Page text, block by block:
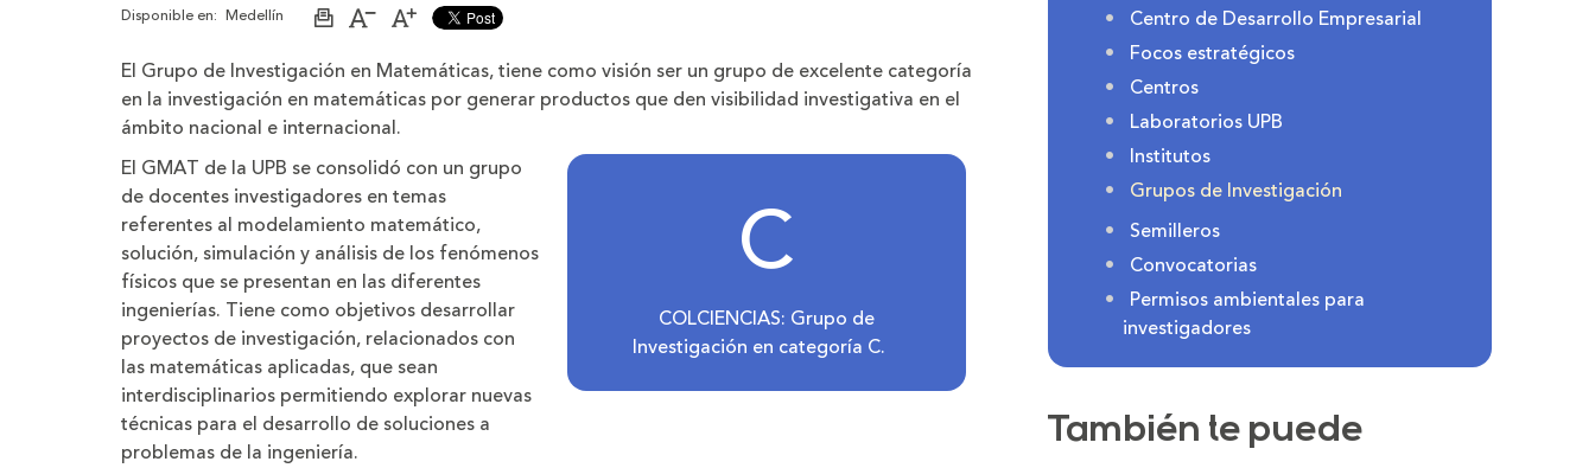
Centro de Desarrollo Empresarial
Focos estratégicos
Centros
Laboratorios UPB
Institutos
Grupos de Investigación
Semilleros
Convocatorias
Permisos ambientales para
investigadores
Disponible en: Medellín
ImprimirAumentar
de
la
letra
Disminuir
de
la
letra
El Grupo de Investigación en Matemáticas, tiene como visión ser un grupo de excelente categoría
en la investigación en matemáticas por generar productos que den visibilidad investigativa en el
ámbito nacional e internacional.
El GMAT de la UPB se consolidó con un grupo
de docentes investigadores en temas
referentes al modelamiento matemático,
solución, simulación y análisis de los fenómenos
físicos que se presentan en las diferentes
ingenierías. Tiene como objetivos desarrollar
proyectos de investigación, relacionados con
las matemáticas aplicadas, que sean
interdisciplinarios permitiendo explorar nuevas
técnicas para el desarrollo de soluciones a
problemas de la ingeniería.
C
COLCIENCIAS: Grupo de
Investigación en categoría C.
También te puede